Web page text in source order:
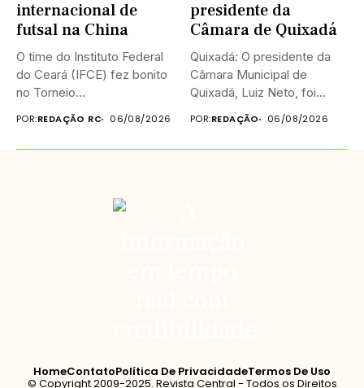
internacional de
futsal na China
O time do Instituto Federal
do Ceará (IFCE) fez bonito
no Torneio...
POR:REDAÇÃO RC 06/08/2026
presidente da
Câmara de Quixadá
Quixadá: O presidente da
Câmara Municipal de
Quixadá, Luiz Neto, foi
homenageado na...
POR:REDAÇÃO 06/08/2026
HomeContatoPolítica De PrivacidadeTermos De Uso
© Copyright 2009-2025. Revista Central - Todos os Direitos